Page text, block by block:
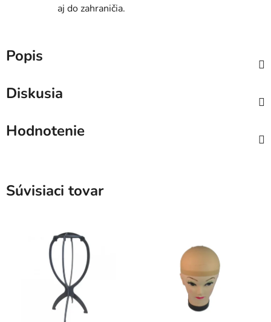
aj do zahraničia.
Popis
Diskusia
Hodnotenie
Súvisiaci tovar